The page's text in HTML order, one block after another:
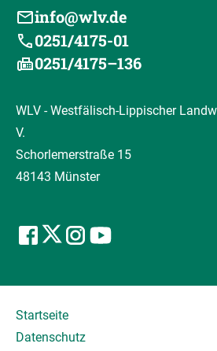
info@wlv.de
0251/4175-01
0251/4175–136
WLV - Westfälisch-Lippischer
V.
Schorlemerstraße 15
48143 Münster
Startseite
Datenschutz